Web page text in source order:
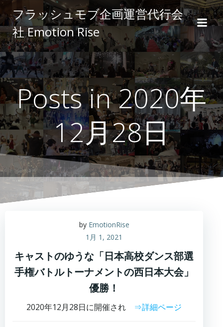
ン
テ
ン
ツ
へ
ス
キ
ッ
プ
フラッシュモブ企画運営代行会
社 Emotion Rise
Posts in 2020年
12月28日
by EmotionRise
1月 1, 2021
キャストのゆうな「日本高校ダンス部選
手権バトルトーナメントの西日本大会」
優勝！
2020年12月28日に開催され ⇒詳細ページ